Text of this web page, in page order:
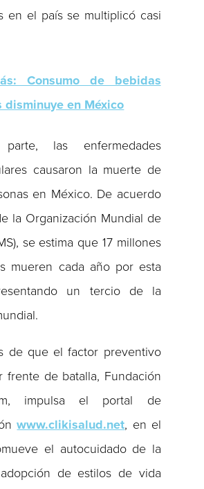
en el país se multiplicó casi
Consumo de bebidas
disminuye en México
las enfermedades
causaron la muerte de
en México. De acuerdo
la Organización Mundial de
se estima que 17 millones
mueren cada año por esta
un tercio de la
de que el factor preventivo
frente de batalla, Fundación
impulsa el portal de
www.clikisalud.net, en el
el autocuidado de la
de estilos de vida